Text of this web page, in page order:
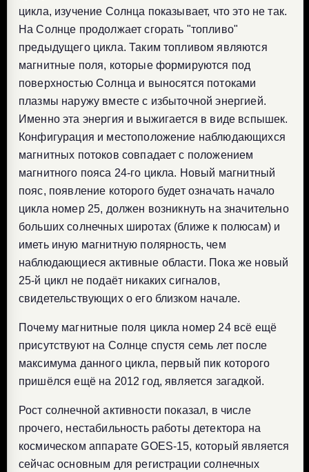
цикла, изучение Солнца показывает, что это не так.
На Солнце продолжает сгорать "топливо"
предыдущего цикла. Таким топливом являются
магнитные поля, которые формируются под
поверхностью Солнца и выносятся потоками
плазмы наружу вместе с избыточной энергией.
Именно эта энергия и выжигается в виде вспышек.
Конфигурация и местоположение наблюдающихся
магнитных потоков совпадает с положением
магнитного пояса 24-го цикла. Новый магнитный
пояс, появление которого будет означать начало
цикла номер 25, должен возникнуть на значительно
больших солнечных широтах (ближе к полюсам) и
иметь иную магнитную полярность, чем
наблюдающиеся активные области. Пока же новый
25-й цикл не подаёт никаких сигналов,
свидетельствующих о его близком начале.
Почему магнитные поля цикла номер 24 всё ещё
присутствуют на Солнце спустя семь лет после
максимума данного цикла, первый пик которого
пришёлся ещё на 2012 год, является загадкой.
Рост солнечной активности показал, в числе
прочего, нестабильность работы детектора на
космическом аппарате GOES-15, который является
сейчас основным для регистрации солнечных